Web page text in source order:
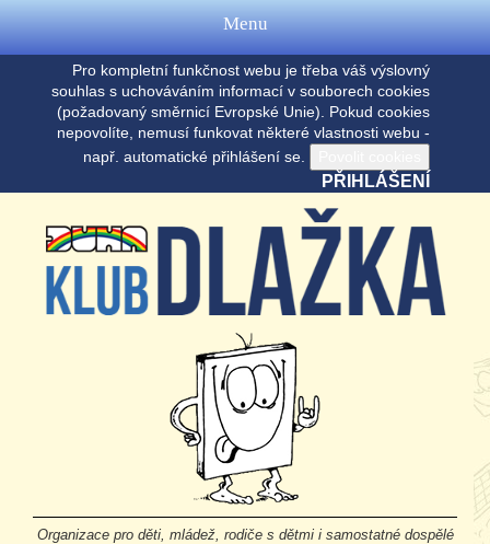
Pro kompletní funkčnost webu je třeba váš výslovný
souhlas s uchováváním informací v souborech cookies
(požadovaný směrnicí Evropské Unie). Pokud cookies
nepovolíte, nemusí funkovat některé vlastnosti webu -
např. automatické přihlášení se.
PŘIHLÁŠENÍ
Organizace pro děti, mládež, rodiče s dětmi i samostatné dospělé